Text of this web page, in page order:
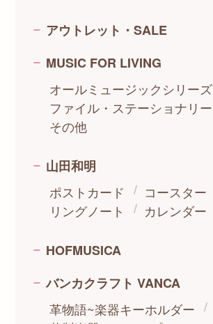
アウトレット・SALE
MUSIC FOR LIVING
オールミュージックシリーズ
ファイル・ステーショナリー
その他
山田和明
ポストカード
コースター
リングノート
カレンダー
HOFMUSICA
バンカクラフト VANCA
革物語~楽器キーホルダー